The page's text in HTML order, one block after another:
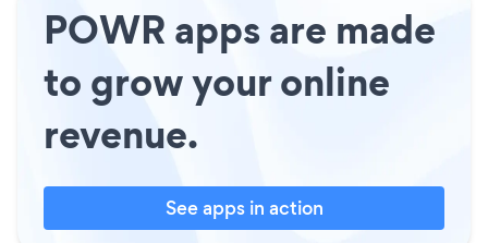
POWR apps are made
to grow your online
revenue.
See apps in action